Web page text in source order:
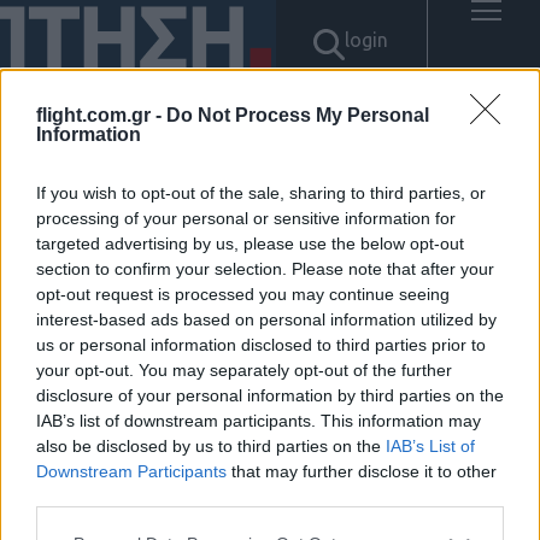
flight.com.gr - Do Not Process My Personal
Information
If you wish to opt-out of the sale, sharing to third parties, or
processing of your personal or sensitive information for
targeted advertising by us, please use the below opt-out
section to confirm your selection. Please note that after your
opt-out request is processed you may continue seeing
interest-based ads based on personal information utilized by
us or personal information disclosed to third parties prior to
your opt-out. You may separately opt-out of the further
disclosure of your personal information by third parties on the
IAB’s list of downstream participants. This information may
also be disclosed by us to third parties on the IAB’s List of
Downstream Participants that may further disclose it to other
login
Αποτελέσματα για: "텔
레:bpmc55※㉠시알리스20mg
프릴리지"
Δεν βρέθηκαν αποτελέσματα.
ΠΟΛΙΤΙΚΗ ΑΠΟΡΡΗΤΟΥ